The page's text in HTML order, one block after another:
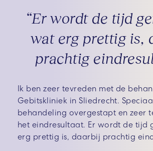
“Er wordt de tijd
wat erg prettig is,
prachtig
Ik ben zeer tevreden met de
Gebitskliniek in Sliedrecht.
behandeling overgestapt en zeer
het eindresultaat. Er wordt de tijd
erg prettig is, daarbij prachtig